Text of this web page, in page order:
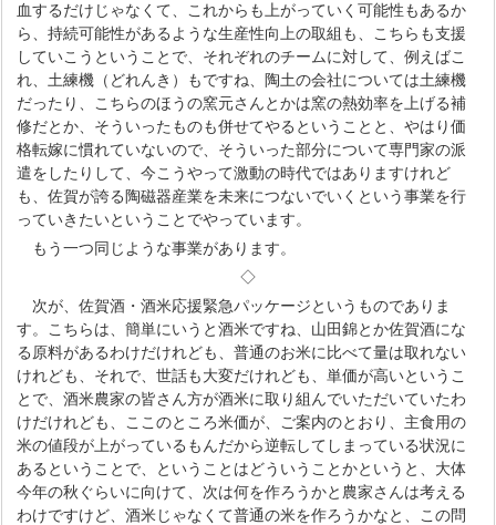
血するだけじゃなくて、これからも上がっていく可能性もあるか
ら、持続可能性があるような生産性向上の取組も、こちらも支援
していこうということで、それぞれのチームに対して、例えばこ
れ、土練機（どれんき）もですね、陶土の会社については土練機
だったり、こちらのほうの窯元さんとかは窯の熱効率を上げる補
修だとか、そういったものも併せてやるということと、やはり価
格転嫁に慣れていないので、そういった部分について専門家の派
遣をしたりして、今こうやって激動の時代ではありますけれど
も、佐賀が誇る陶磁器産業を未来につないでいくという事業を行
っていきたいということでやっています。
もう一つ同じような事業があります。
◇
次が、佐賀酒・酒米応援緊急パッケージというものでありま
す。こちらは、簡単にいうと酒米ですね、山田錦とか佐賀酒にな
る原料があるわけだけれども、普通のお米に比べて量は取れない
けれども、それで、世話も大変だけれども、単価が高いというこ
とで、酒米農家の皆さん方が酒米に取り組んでいただいていたわ
けだけれども、ここのところ米価が、ご案内のとおり、主食用の
米の値段が上がっているもんだから逆転してしまっている状況に
あるということで、ということはどういうことかというと、大体
今年の秋ぐらいに向けて、次は何を作ろうかと農家さんは考える
わけですけど、酒米じゃなくて普通の米を作ろうかなと、この問